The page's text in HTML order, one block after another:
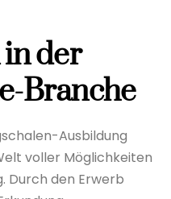
der
Branche
Ausbildung
voller Möglichkeiten
Durch den Erwerb